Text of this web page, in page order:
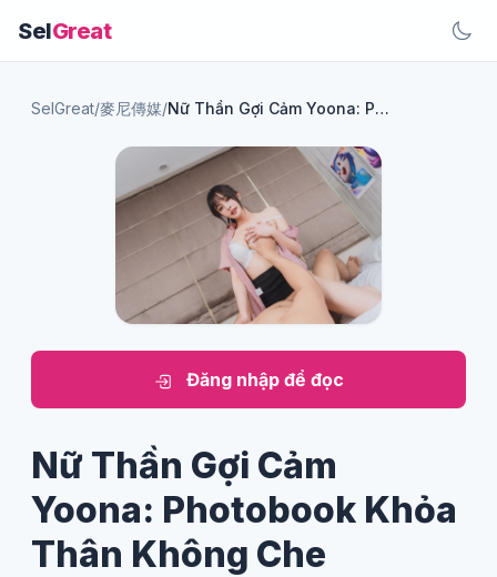
SelGreat
SelGreat/麥尼傳媒/ Nữ Thần Gợi Cảm Yoona: Photobook Khỏa Thân Không Che
Đăng nhập để đọc
Nữ Thần Gợi Cảm
Yoona: Photobook Khỏa
Thân Không Che